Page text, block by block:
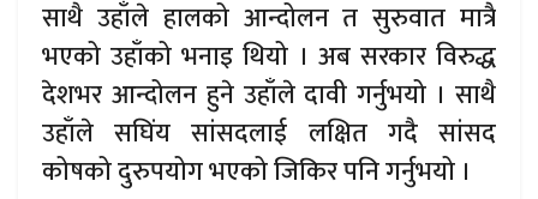
साथै उहाँले हालको आन्दोलन त सुरुवात मात्रै
भएको उहाँको भनाइ थियो । अब सरकार विरुद्ध
देशभर आन्दोलन हुने उहाँले दावी गर्नुभयो । साथै
उहाँले सघिंय सांसदलाई लक्षित गदै सांसद
कोषको दुरुपयोग भएको जिकिर पनि गर्नुभयो ।